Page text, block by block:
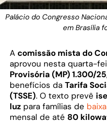
Palácio do Congresso
em Brasília
A comissão mista do
aprovou nesta quarta-
Provisória (MP) 1.300/25
benefícios da Tarifa
(TSSE). O texto prevê
luz para famílias de
mensal de até 80